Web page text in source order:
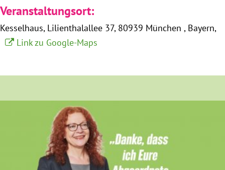
Patenschaftsprogramm
München
Veranstaltungsort:
Kesselhaus Lilienthalallee 37 80939 München
Bayern
Link zu Google-Maps